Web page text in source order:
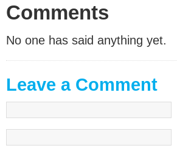
Comments
No one has said anything yet.
Leave a Comment